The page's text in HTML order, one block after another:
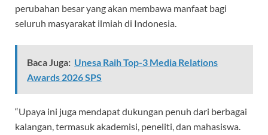
perubahan besar yang akan membawa manfaat bagi
seluruh masyarakat ilmiah di Indonesia.
Baca Juga: Unesa Raih Top-3 Media Relations
Awards 2026 SPS
“Upaya ini juga mendapat dukungan penuh dari berbagai
kalangan, termasuk akademisi, peneliti, dan mahasiswa.